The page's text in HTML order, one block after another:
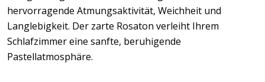
hervorragende Atmungsaktivität, Weichheit und
Langlebigkeit. Der zarte Rosaton verleiht Ihrem
Schlafzimmer eine sanfte, beruhigende
Pastellatmosphäre.